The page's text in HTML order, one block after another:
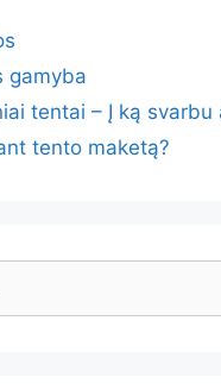
gamyba
tentai – Į ką svarbu
tento maketą?